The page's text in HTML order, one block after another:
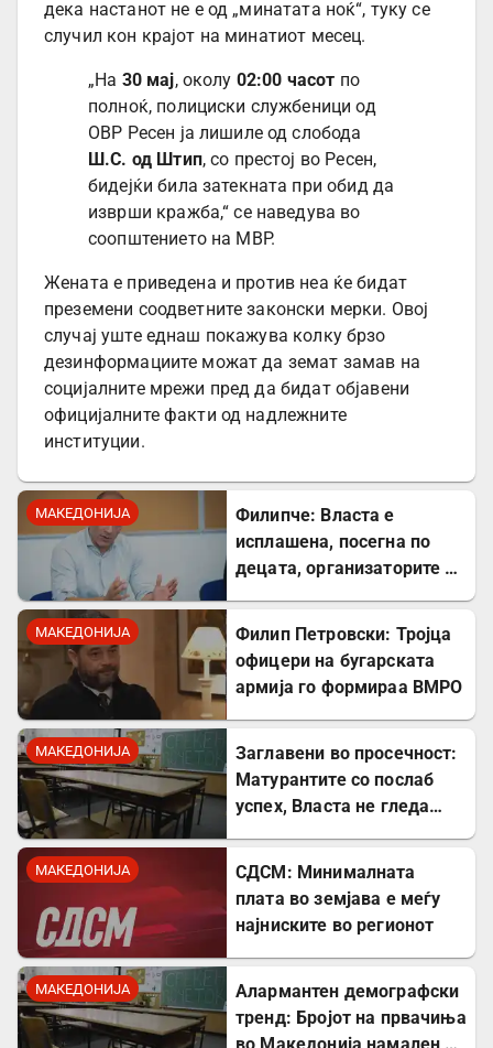
дека настанот не е од „минатата ноќ“, туку се
случил кон крајот на минатиот месец.
„На 30 мај, околу 02:00 часот по
полноќ, полициски службеници од
ОВР Ресен ја лишиле од слобода
Ш.С. од Штип, со престој во Ресен,
бидејќи била затекната при обид да
изврши кражба,“ се наведува во
соопштението на МВР.
Жената е приведена и против неа ќе бидат
преземени соодветните законски мерки. Овој
случај уште еднаш покажува колку брзо
дезинформациите можат да земат замав на
социјалните мрежи пред да бидат објавени
официјалните факти од надлежните
институции.
МАКЕДОНИЈА
Филипче: Власта е
исплашена, посегна по
децата, организаторите и
МАКЕДОНИЈА
Филип Петровски: Тројца
офицери на бугарската
армија го формираа ВМРО
МАКЕДОНИЈА
Заглавени во просечност:
Матурантите со послаб
успех, Власта не гледа
МАКЕДОНИЈА
СДСМ: Минималната
плата во земјава е меѓу
најниските во регионот
МАКЕДОНИЈА
Алармантен демографски
тренд: Бројот на првачиња